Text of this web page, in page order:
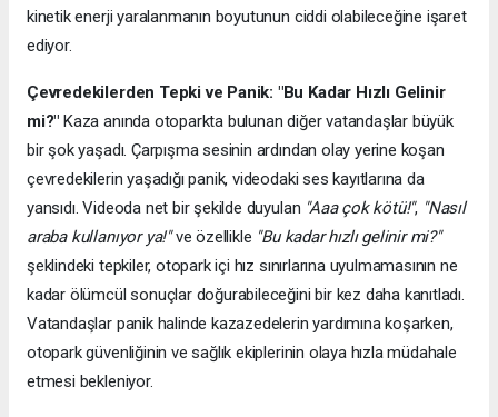
kinetik enerji yaralanmanın boyutunun ciddi olabileceğine işaret
ediyor.
Çevredekilerden Tepki ve Panik: "Bu Kadar Hızlı Gelinir
mi?" Kaza anında otoparkta bulunan diğer vatandaşlar büyük
bir şok yaşadı. Çarpışma sesinin ardından olay yerine koşan
çevredekilerin yaşadığı panik, videodaki ses kayıtlarına da
yansıdı. Videoda net bir şekilde duyulan "Aaa çok kötü!", "Nasıl
araba kullanıyor ya!"ve özellikle "Bu kadar hızlı gelinir mi?"
şeklindeki tepkiler, otopark içi hız sınırlarına uyulmamasının ne
kadar ölümcül sonuçlar doğurabileceğini bir kez daha kanıtladı.
Vatandaşlar panik halinde kazazedelerin yardımına koşarken,
otopark güvenliğinin ve sağlık ekiplerinin olaya hızla müdahale
etmesi bekleniyor.